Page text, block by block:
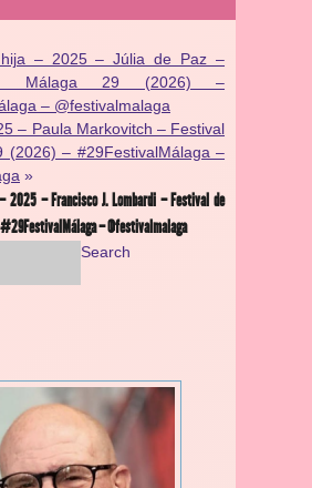
– 2025 – Júlia de Paz –
Málaga 29 (2026) –
– @festivalmalaga
– Paula Markovitch – Festival
(2026) – #29FestivalMálaga –
»
2025 – Francisco J. Lombardi – Festival de
– @festivalmalaga
Search